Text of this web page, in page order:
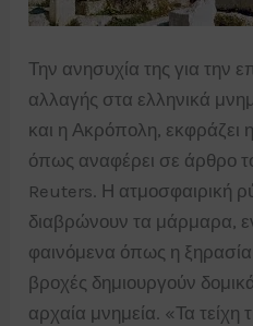
Την ανησυχία της για την
αλλαγής στα ελληνικά
και η Ακρόπολη, εκφράζει
όπως αναφέρει σε άρθρο
Reuters. Η ατμοσφαιρική
διαβρώνουν τα μάρμαρα,
φαινόμενα όπως η ξηρασία
βροχές δημιουργούν
αρχαία μνημεία. «Τα τείχη